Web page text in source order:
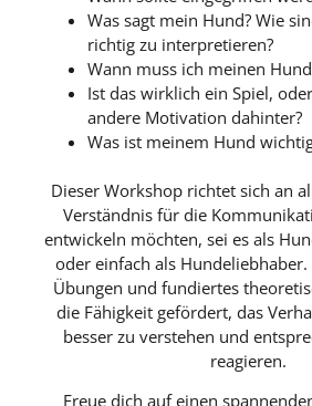
Was sagt mein Hund? Wie
richtig zu interpretieren?
Wann muss ich meinen
Ist das wirklich ein Spiel,
andere Motivation dahinter?
Was ist meinem Hund
Dieser Workshop richtet sich an
Verständnis für die
entwickeln möchten, sei es als
oder einfach als
Übungen und fundiertes
die Fähigkeit gefördert, das
besser zu verstehen und
reagieren.
Freue dich auf einen